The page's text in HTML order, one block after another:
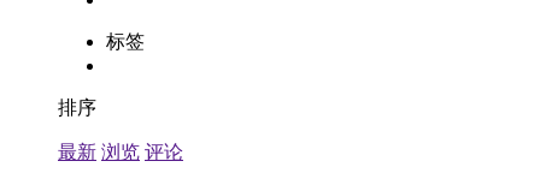
标签
排序
最新 浏览 评论